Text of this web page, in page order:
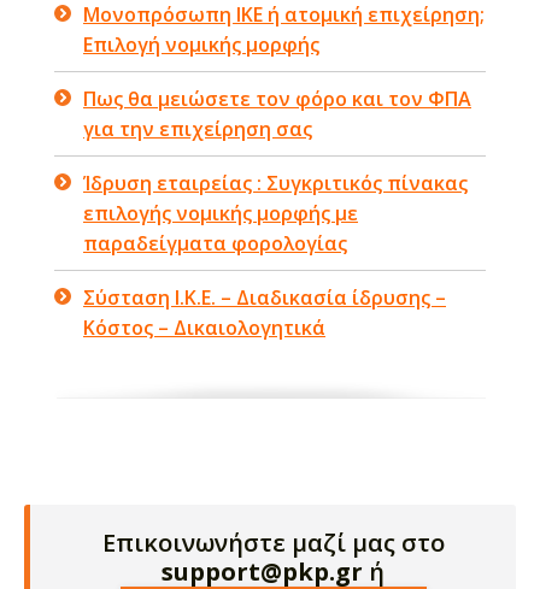
Μονοπρόσωπη ΙΚΕ ή ατομική επιχείρηση;
Επιλογή νομικής μορφής
Πως θα μειώσετε τον φόρο και τον ΦΠΑ
για την επιχείρηση σας
Ίδρυση εταιρείας : Συγκριτικός πίνακας
επιλογής νομικής μορφής με
παραδείγματα φορολογίας
Σύσταση Ι.Κ.Ε. – Διαδικασία ίδρυσης –
Κόστος – Δικαιολογητικά
Επικοινωνήστε μαζί μας στο
support@pkp.gr ή